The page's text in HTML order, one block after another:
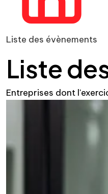
Liste des évènements
Liste
Entreprises dont